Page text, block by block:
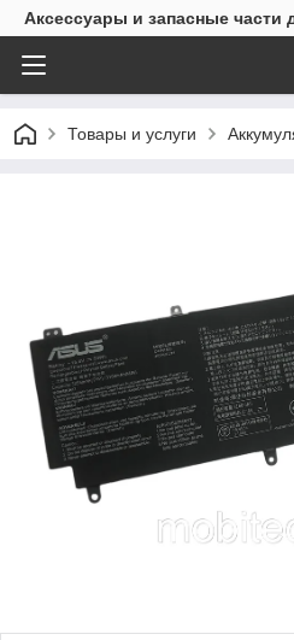
Аксессуары и запасные
Товары и услуги